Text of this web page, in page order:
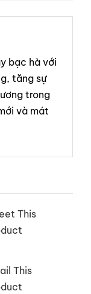
bạc hà với
tăng sự
trong
và mát
This
This